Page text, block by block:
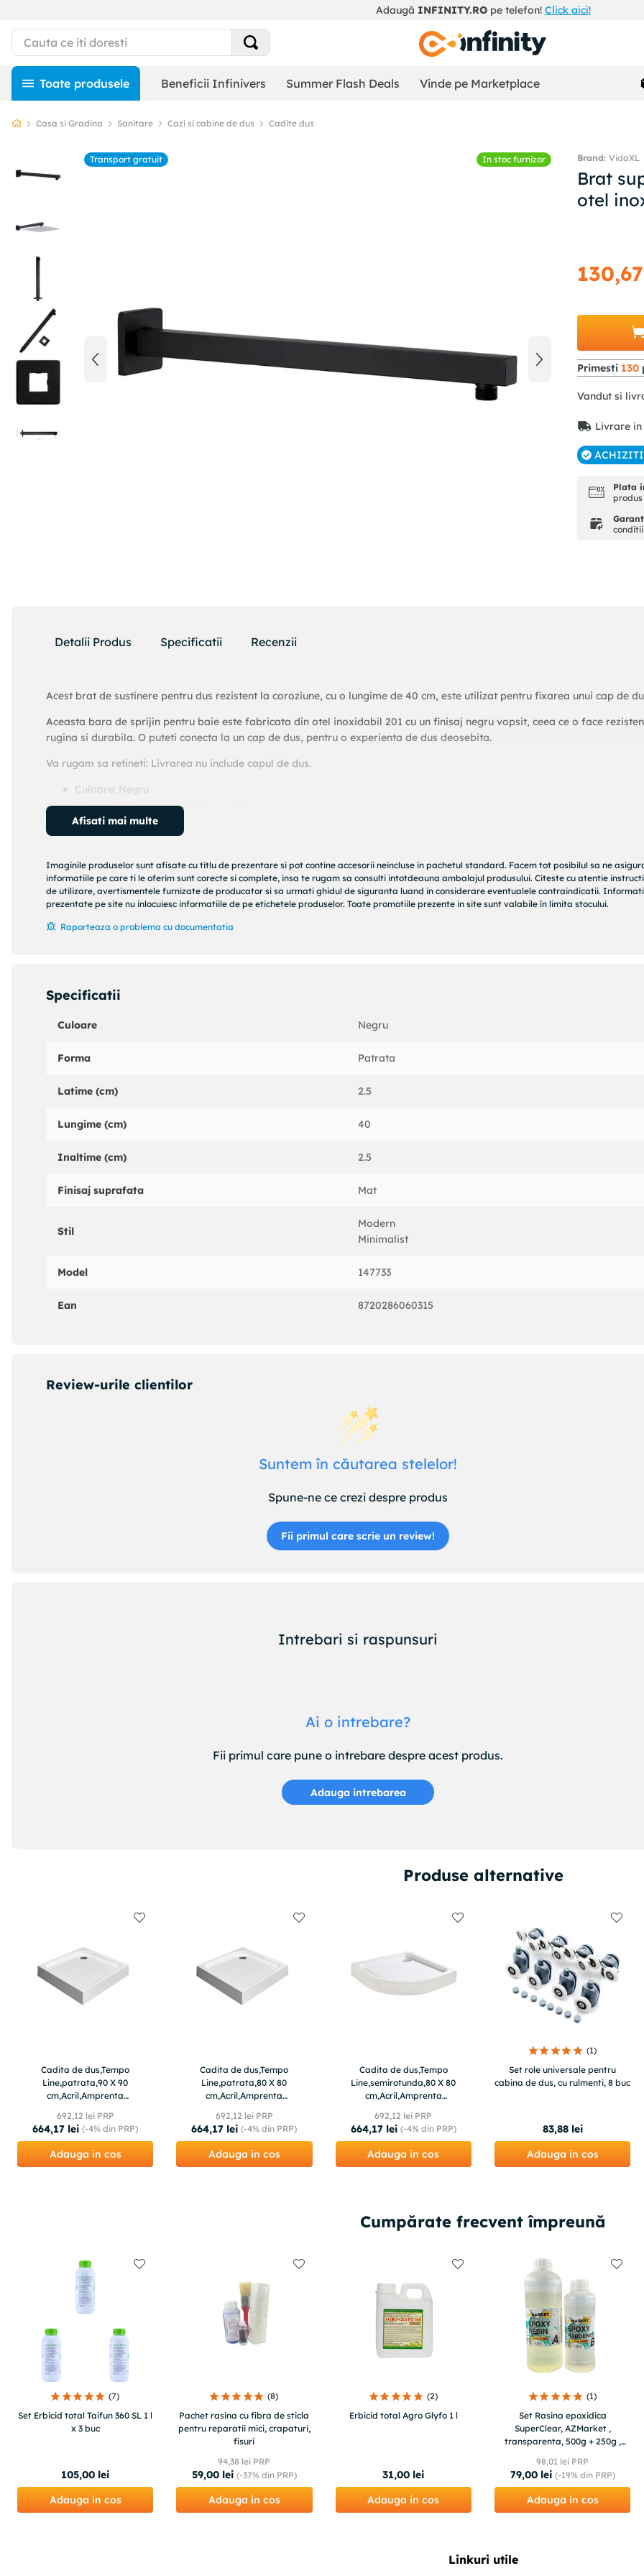
Adaugă INFINITY.ROpe telefon! Click aici!
Beneficii Infinivers Summer Flash Deals Vinde pe Marketplace
Casa si Gradina Sanitare Cazi si cabine de dus Cadite dus
Transport gratuit In stoc furnizor VidaXL
Brat
otel
130,67
Primesti 130
Vandut si
Livrare
Plata
Detalii Produs Specificatii Recenzii
Acest brat de sustinere pentru dus rezistent la coroziune, cu o lungime de 40 cm, este utilizat pentru fixarea unui cap de
Aceasta bara de sprijin pentru baie este fabricata din otel inoxidabil 201 cu un finisaj negru vopsit, ceea ce o face
rugina si durabila. O puteti conecta la un cap de dus, pentru o experienta de dus deosebita.
Va rugam sa retineti: Livrarea nu include capul de dus.
Culoare: Negru
Material: Otel inoxidabil 201 cu finisaj negru vopsit
Lungime: 40 cm
Diametru brat suport: 25 x 25 mm (L x l)
Racord pentru admisie apa (dimensiune filet): G 1/2"
Dimensiune capac decorativ patrat: 60 x 60 mm (L x l)
Asamblare necesara: Nu
Afisati mai multe
Imaginile produselor sunt afisate cu titlu de prezentare si pot contine accesorii neincluse in pachetul standard. Facem tot posibilul sa ne
informatiile pe care ti le oferim sunt corecte si complete, insa te rugam sa consulti intotdeauna ambalajul produsului. Citeste cu atentie
de utilizare, avertismentele furnizate de producator si sa urmati ghidul de siguranta luand in considerare eventualele contraindicatii.
prezentate pe site nu inlocuiesc informatiile de pe etichetele produselor. Toate promotiile prezente in site sunt valabile în limita stocului.
Raporteaza o problema cu documentatia
Specificatii
Culoare Negru
Forma Patrata
Latime (cm) 2.5
Lungime (cm) 40
Inaltime (cm) 2.5
Finisaj suprafata Mat
Stil
Modern
Minimalist
Model 147733
Ean 8720286060315
Review-urile clientilor
Suntem în căutarea stelelor!
Spune-ne ce crezi despre produs
Fii primul care scrie un review!
Intrebari si raspunsuri
Ai o intrebare?
Fii primul care pune o intrebare despre acest produs.
Adauga intrebarea
Produse alternative
Cadita de dus,Tempo
Line,patrata,90 X 90
cm,Acril,Amprenta
692,12 lei PRP
664,17 lei (-4% din PRP)
Adauga in cos
Cadita de dus,Tempo
Line,patrata,80 X 80
cm,Acril,Amprenta
692,12 lei PRP
664,17 lei (-4% din PRP)
Adauga in cos
Cadita de dus,Tempo
Line,semirotunda,80 X 80
cm,Acril,Amprenta
692,12 lei PRP
664,17 lei (-4%din PRP)
Adauga in cos
(1)
Set role universale pentru
cabina de dus, cu rulmenti, 8 buc
83,88 lei
Adauga in cos
Cumpărate frecvent împreună
(7)
Set Erbicid total Taifun 360 SL 1 l
x 3 buc
105,00 lei
Adauga in cos
(8)
Pachet rasina cu fibra de sticla
pentru reparatii mici, crapaturi,
fisuri
94,38 lei PRP
59,00 lei (-37%din PRP)
Adauga in cos
(2)
Erbicid total Agro Glyfo 1 l
31,00 lei
Adauga in cos
(1)
Set Rasina epoxidica
SuperClear, AZMarket ,
transparenta, 500g + 250g ,
pardosele 3D
98,01 lei PRP
79,00 lei (-19%din PRP)
Adauga in cos
Linkuri utile